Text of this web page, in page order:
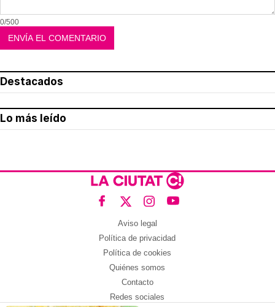
0/500
Destacados
Lo más leído
Aviso legal
Política de privacidad
Política de cookies
Quiénes somos
Contacto
Redes sociales